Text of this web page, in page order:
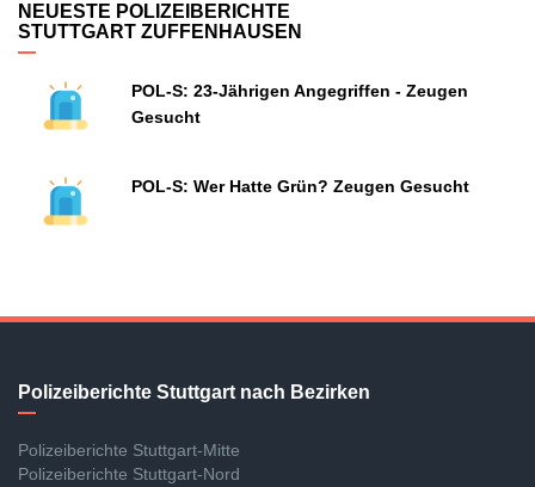
NEUESTE POLIZEIBERICHTE
STUTTGART ZUFFENHAUSEN
POL-S: 23-Jährigen Angegriffen - Zeugen
Gesucht
POL-S: Wer Hatte Grün? Zeugen Gesucht
Polizeiberichte Stuttgart nach Bezirken
Polizeiberichte Stuttgart-Mitte
Polizeiberichte Stuttgart-Nord